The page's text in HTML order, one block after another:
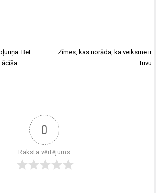
Bet
Zīmes, kas norāda, ka veiksme ir
tuvu
0
Raksta vērtējums